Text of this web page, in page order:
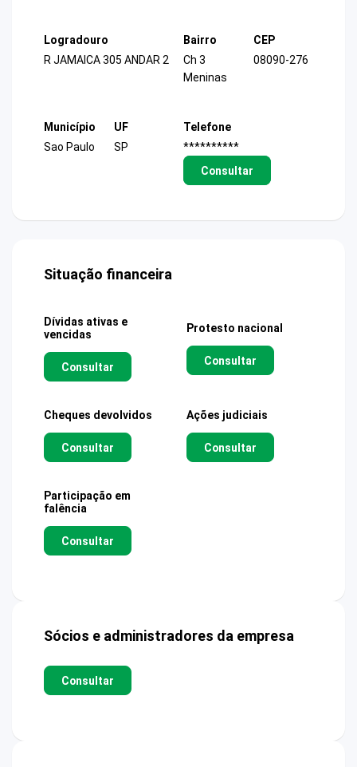
Logradouro
R JAMAICA 305 ANDAR 2
Bairro
Ch 3
Meninas
CEP
08090-276
Município
Sao Paulo
UF
SP
Telefone
**********
Consultar
Situação financeira
Dívidas ativas e
vencidas
Consultar
Protesto nacional
Consultar
Cheques devolvidos
Consultar
Ações judiciais
Consultar
Participação em
falência
Consultar
Sócios e administradores da empresa
Consultar